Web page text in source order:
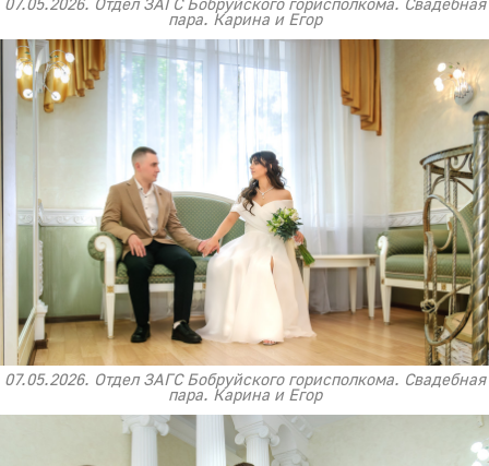
07.05.2026. Отдел ЗАГС Бобруйского горисполкома. Свадебная
пара. Карина и Егор
07.05.2026. Отдел ЗАГС Бобруйского горисполкома. Свадебная
пара. Карина и Егор